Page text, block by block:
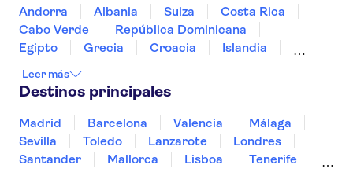
Parques de atracciones de Madrid
Teatro-Museo Dalí
Puy du Fou España
Hortensia Herrero Art Centre
Park Güell
Andorra Albania Suiza
Costa Rica
Cabo Verde
República Dominicana
Egipto
Grecia Croacia
Islandia
México
Noruega
Túnez
Turquía
Leer más
Destinos principales
Madrid Barcelona Valencia
Málaga
Sevilla
Toledo Lanzarote
Londres
Santander
Mallorca Lisboa
Tenerife